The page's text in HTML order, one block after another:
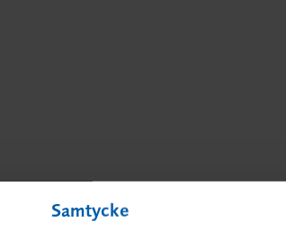
Samtycke